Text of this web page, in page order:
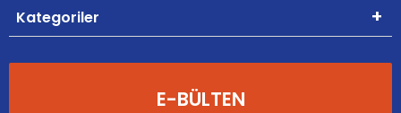
Kategoriler
E-BÜLTEN